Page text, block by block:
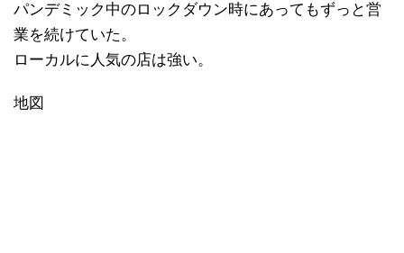
パンデミック中のロックダウン時にあってもずっと営
業を続けていた。
ローカルに人気の店は強い。
地図